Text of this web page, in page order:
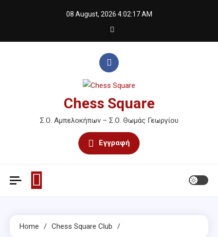
08 August, 2026 4:02:17 AM
Chess Square
Σ.Ο. Αμπελοκήπων – Σ.Ο. Θωμάς Γεωργίου
Εγγραφή
Home Chess Square Club